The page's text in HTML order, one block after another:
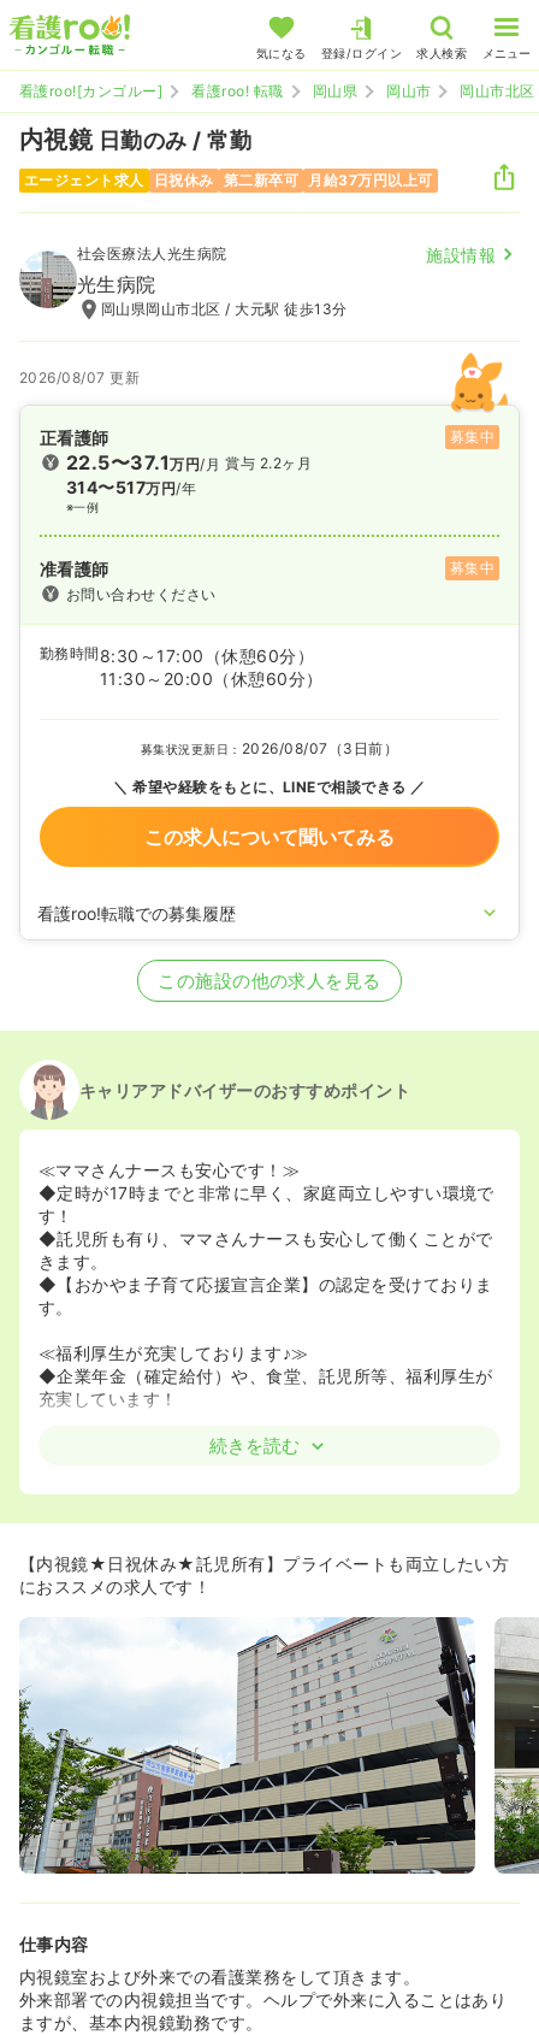
気になる 登録/ログイン 求人検索 メニュー
看護roo![カンゴルー] 看護roo! 転職 岡山県 岡山市 岡山市北区
内視鏡日勤のみ / 常勤
エージェント求人 日祝休み 第二新卒可 月給37万円以上可
社会医療法人光生病院 施設情報
光生病院
岡山県岡山市北区 / 大元駅 徒歩13分
2026/08/07 更新
正看護師 募集中
22.5〜37.1万円/月
314〜517万円/年
※一例
賞与 2.2ヶ月
准看護師
募集中
お問い合わせください
勤務時間 8:30～17:00
（休憩60分）
11:30～20:00 （休憩60分）
募集状況更新日： 2026/08/07（3日前）
希望や経験をもとに、LINEで相談できる
この求人について聞いてみる
看護roo!転職での募集履歴
正・准看護師の募集を休止
准看護師の募集を開始
2025/05/22正看護師の募集を休止
2023/12/08
2023/10/20正看護師の募集を開始
2023/01/31
2022/08/09正看護師の募集を開始
この施設の他の求人を見る
キャリアアドバイザーのおすすめポイント
≪ママさんナースも安心です！≫
◆定時が17時までと非常に早く、家庭両立しやすい環境で
す！
◆託児所も有り、ママさんナースも安心して働くことがで
きます。
◆【おかやま子育て応援宣言企業】の認定を受けておりま
す。
≪福利厚生が充実しております♪≫
◆企業年金（確定給付）や、食堂、託児所等、福利厚生が
充実しています！
が浅い方でも安心ください≫
なります。
◆｢共に学び、共に育つ｣をコンセプトにプリセプター会と
としてのレベルアップを図っています。
◆4段階に分けたクリニカルラダーシステムに基づいて、
目標管理が連動されキャリアステップが出来ます。
◆中途入社向けの教育体制としては、入社日～3日、1ヶ月
以内、1～2ヶ月以内、入社後6ヶ月以内とプログラムに基
づき、徐々に病院に馴染んでいくようなシステムがござい
ます。
続きを読む
【内視鏡★日祝休み★託児所有】プライベートも両立したい方
におススメの求人です！
仕事内容
内視鏡室および外来での看護業務をして頂きます。
外来部署での内視鏡担当です。ヘルプで外来に入ることはあり
ますが、基本内視鏡勤務です。